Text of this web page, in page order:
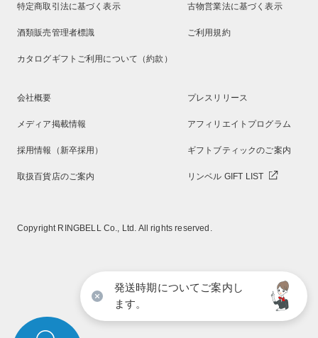
特定商取引法に基づく表示 古物営業法に基づく表示
酒類販売管理者標識 ご利用規約
カタログギフトご利用について（約款）
会社概要 プレスリリース
メディア掲載情報 アフィリエイトプログラム
採用情報（新卒採用） ギフトブティックのご案内
取扱百貨店のご案内 リンベル GIFT LIST
Copyright RINGBELL Co., Ltd. All rights reserved.
発送時期についてご案内し
ます。